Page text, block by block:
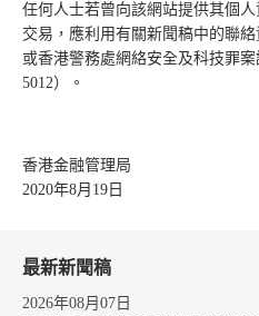
任何人士若曾向該網站提供其個
交易，應利用有關新聞稿中的聯
或香港警務處網絡安全及科技罪
5012）。
香港金融管理局
2020年8月19日
最新新聞稿
2026年08月07日